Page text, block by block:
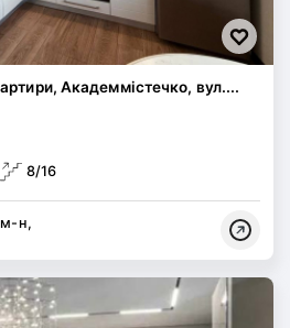
Академмістечко, вул....
8/16
м-н,